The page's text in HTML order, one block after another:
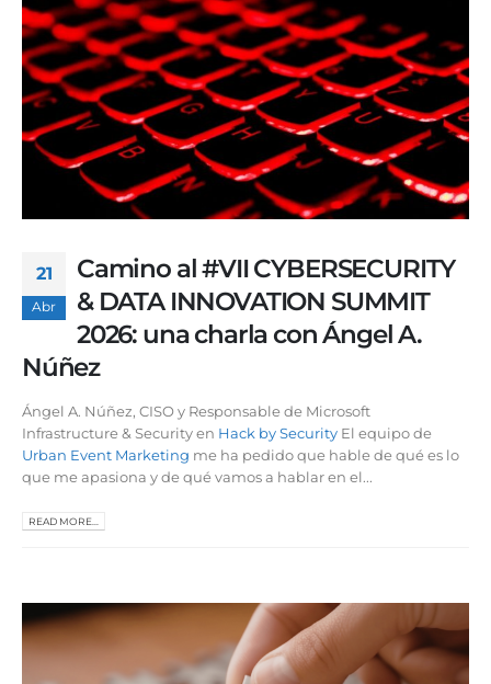
21
Abr
Camino al #VII CYBERSECURITY
& DATA INNOVATION SUMMIT
2026: una charla con Ángel A.
Núñez
Ángel A. Núñez, CISO y Responsable de Microsoft
Infrastructure & Security en Hack by Security El equipo de
Urban Event Marketing me ha pedido que hable de qué es lo
que me apasiona y de qué vamos a hablar en el...
READ MORE...